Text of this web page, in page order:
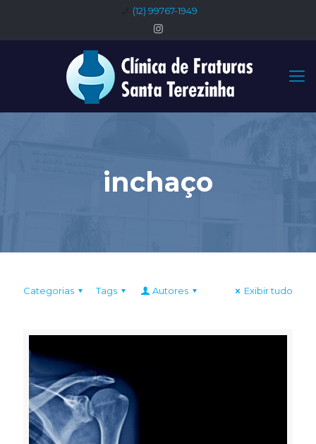
(12) 99767-1949
inchaço
Categorias Tags Autores Exibir tudo